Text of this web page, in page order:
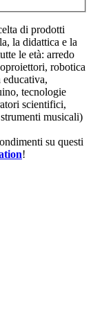
di prodotti
la didattica e la
le età: arredo
robotica
tecnologie
scientifici,
musicali)
su questi
!